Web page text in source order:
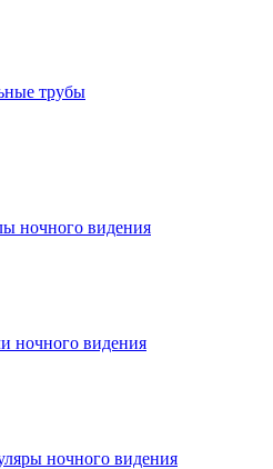
трубы
ночного видения
ночного видения
ночного видения